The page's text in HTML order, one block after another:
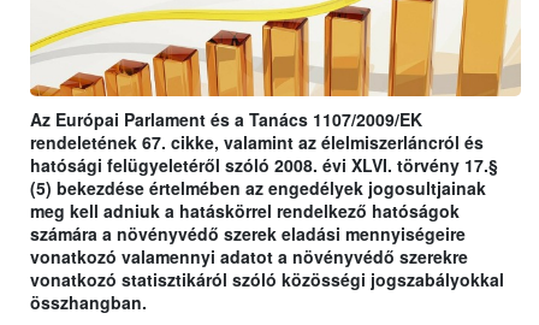
Az Európai Parlament és a Tanács 1107/2009/EK
rendeletének 67. cikke, valamint az élelmiszerláncról és
hatósági felügyeletéről szóló 2008. évi XLVI. törvény 17.§
(5) bekezdése értelmében az engedélyek jogosultjainak
meg kell adniuk a hatáskörrel rendelkező hatóságok
számára a növényvédő szerek eladási mennyiségeire
vonatkozó valamennyi adatot a növényvédő szerekre
vonatkozó statisztikáról szóló közösségi jogszabályokkal
összhangban.